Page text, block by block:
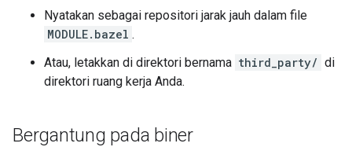
Nyatakan sebagai repositori jarak jauh dalam file
MODULE.bazel .
Atau, letakkan di direktori bernama third_party/ di
direktori ruang kerja Anda.
Bergantung pada biner